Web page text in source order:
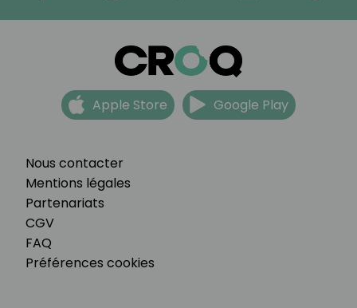
Nous contacter
Mentions légales
Partenariats
CGV
FAQ
Préférences cookies
Apple Store Google Play